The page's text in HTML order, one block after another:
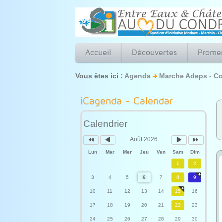
Accueil Découvertes
Vous êtes ici : Agenda Marche Adeps -
iCagenda - Calendar
Calendrier
Août 2026
Lun Mar Mer Jeu Ven Sam Dim
1 2
3 4 5 6 7 8 9
10 11 12 13 14 15 16
17 18 19 20 21 22 23
24 25 26 27 28 29 30